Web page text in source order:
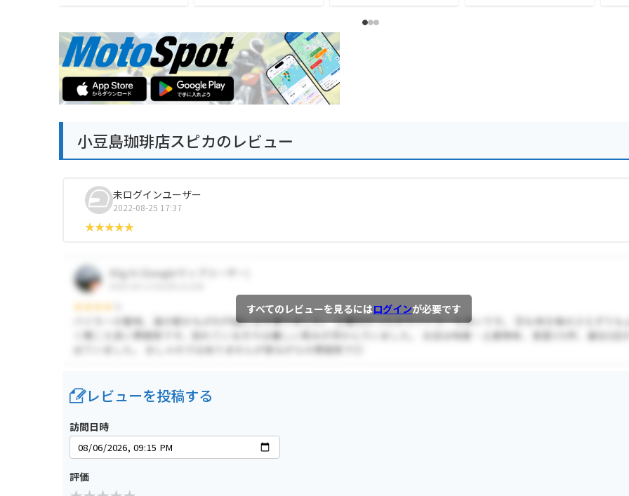
小豆島珈琲店スピカのレビュー
未ログインユーザー
2022-08-25 17:37
すべてのレビューを見るにはログインが必要です
レビューを投稿する
訪問日時
評価